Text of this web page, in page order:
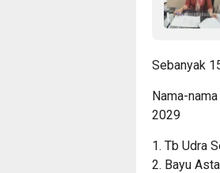
Sebanyak
Nama-
2029
1. Tb Udra
2. Bayu